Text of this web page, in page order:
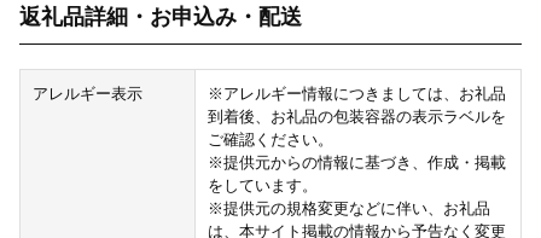
返礼品詳細・お申込み・配送
アレルギー表示
※アレルギー情報につきましては、お礼品
到着後、お礼品の包装容器の表示ラベルを
ご確認ください。
※提供元からの情報に基づき、作成・掲載
をしています。
※提供元の規格変更などに伴い、お礼品
は、本サイト掲載の情報から予告なく変更